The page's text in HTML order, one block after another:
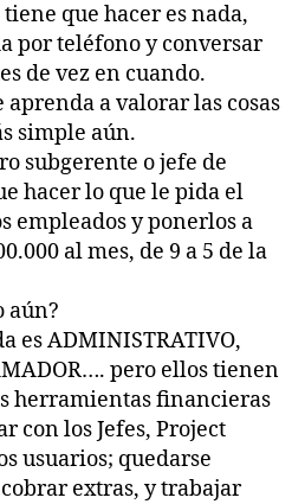
que hacer es nada,
por teléfono y conversar
de vez en cuando.
a valorar las cosas
simple aún.
subgerente o jefe de
hacer lo que le pida el
empleados y ponerlos a
al mes, de 9 a 5 de la
aún?
es ADMINISTRATIVO,
pero ellos tienen
herramientas financieras
con los Jefes, Project
usuarios; quedarse
extras, y trabajar